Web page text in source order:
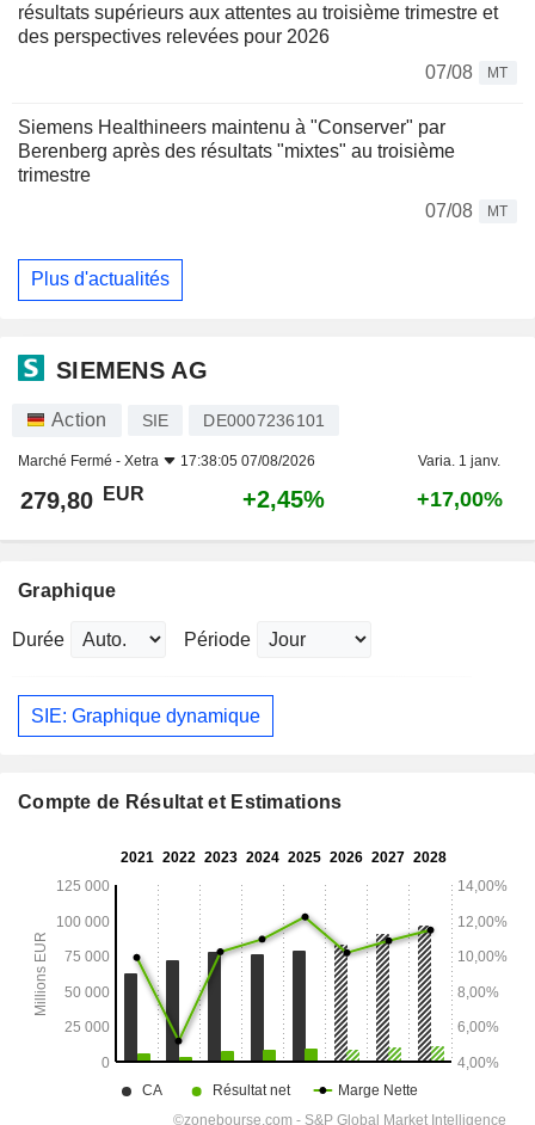
résultats supérieurs aux attentes au troisième trimestre et
des perspectives relevées pour 2026
07/08
MT
Siemens Healthineers maintenu à "Conserver" par
Berenberg après des résultats "mixtes" au troisième
trimestre
07/08
MT
Plus d'actualités
SIEMENS AG
Action SIE DE0007236101
Marché Fermé - Xetra 17:38:05 07/08/2026 Varia. 1 janv.
279,80 EUR +2,45% +17,00%
Graphique
Durée Période
SIE: Graphique dynamique
Compte de Résultat et Estimations